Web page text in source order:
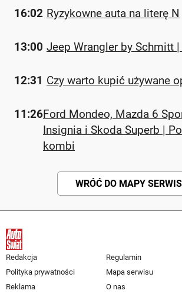
16:02 Ryzykowne auta na literę N
13:00 Jeep Wrangler by Schmitt
12:31 Czy warto kupić używane
11:26Ford Mondeo, Mazda 6
Insignia i Skoda Superb |
kombi
WRÓĆ DO MAPY
Redakcja
Regulamin
Polityka prywatności
Mapa serwisu
Reklama
O nas